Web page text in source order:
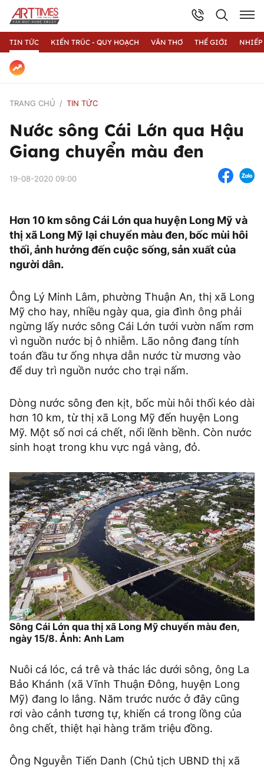
TIN TỨC KIẾN TRÚC - QUY HOẠCH VĂN THƠ THẾ GIỚI
TRANG CHỦ TIN TỨC
Nước sông Cái Lớn qua Hậu
Giang chuyển màu đen
19-08-2020 09:00
Hơn 10 km sông Cái Lớn qua huyện Long Mỹ và
thị xã Long Mỹ lại chuyển màu đen, bốc mùi hôi
thối, ảnh hưởng đến cuộc sống, sản xuất của
người dân.
Ông Lý Minh Lâm, phường Thuận An, thị xã Long
Mỹ cho hay, nhiều ngày qua, gia đình ông phải
ngừng lấy nước sông Cái Lớn tưới vườn nấm rơm
vì nguồn nước bị ô nhiễm. Lão nông đang tính
toán đầu tư ống nhựa dẫn nước từ mương vào
để duy trì nguồn nước cho trại nấm.
Dòng nước sông đen kịt, bốc mùi hôi thối kéo dài
hơn 10 km, từ thị xã Long Mỹ đến huyện Long
Mỹ. Một số nơi cá chết, nổi lềnh bềnh. Còn nước
sinh hoạt trong khu vực ngả vàng, đỏ.
Sông Cái Lớn qua thị xã Long Mỹ chuyển màu đen,
ngày 15/8. Ảnh: Anh Lam
Nuôi cá lóc, cá trê và thác lác dưới sông, ông La
Bảo Khánh (xã Vĩnh Thuận Đông, huyện Long
Mỹ) đang lo lắng. Năm trước nước ở đây cũng
rơi vào cảnh tương tự, khiến cá trong lồng của
ông chết, thiệt hại hàng trăm triệu đồng.
Ông Nguyễn Tiến Danh (Chủ tịch UBND thị xã